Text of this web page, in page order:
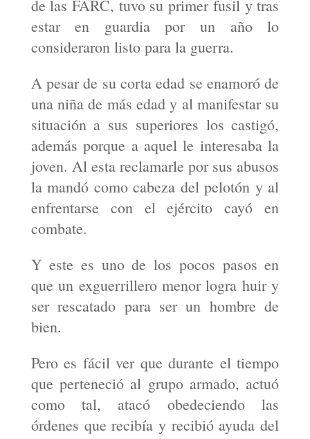
de las FARC, tuvo su primer fusil y tras
estar en guardia por un año lo
consideraron listo para la guerra.
A pesar de su corta edad se enamoró de
una niña de más edad y al manifestar su
situación a sus superiores los castigó,
además porque a aquel le interesaba la
joven. Al esta reclamarle por sus abusos
la mandó como cabeza del pelotón y al
enfrentarse con el ejército cayó en
combate.
Y este es uno de los pocos pasos en
que un exguerrillero menor logra huir y
ser rescatado para ser un hombre de
bien.
Pero es fácil ver que durante el tiempo
que perteneció al grupo armado, actuó
como tal, atacó obedeciendo las
órdenes que recibía y recibió ayuda del